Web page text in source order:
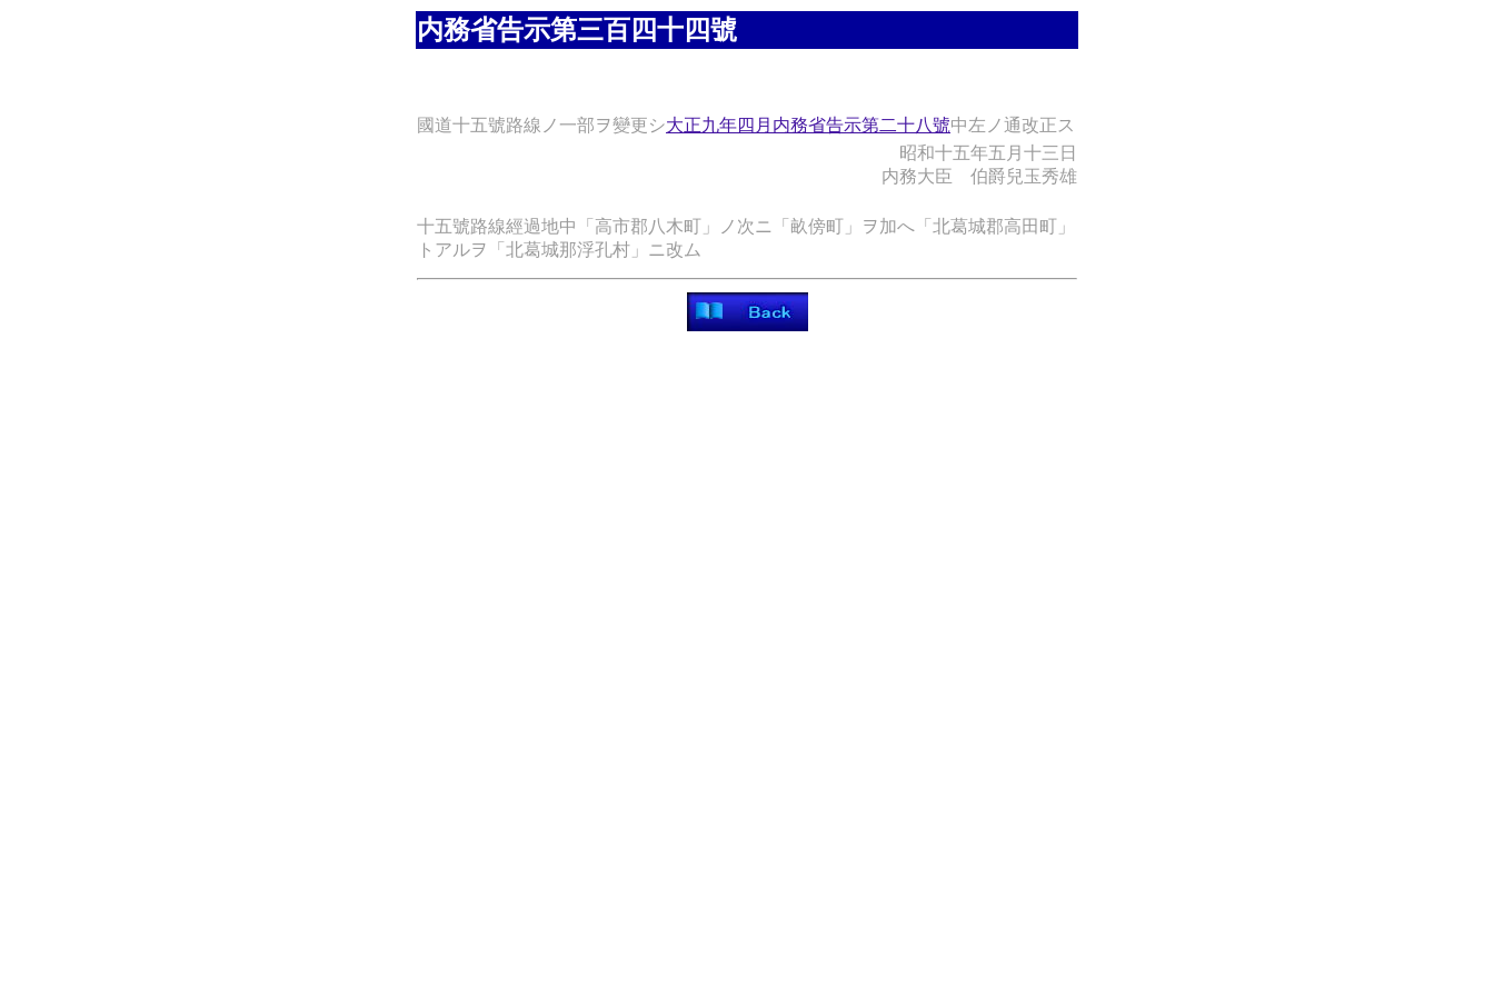
内務省告示第三百四十四號
國道十五號路線ノ一部ヲ變更シ大正九年四月内務省告示第二十八號中左ノ通改正ス
昭和十五年五月十三日
内務大臣 伯爵兒玉秀雄
十五號路線經過地中「高市郡八木町」ノ次ニ「畝傍町」ヲ加へ「北葛城郡高田町」
トアルヲ「北葛城那浮孔村」ニ改ム